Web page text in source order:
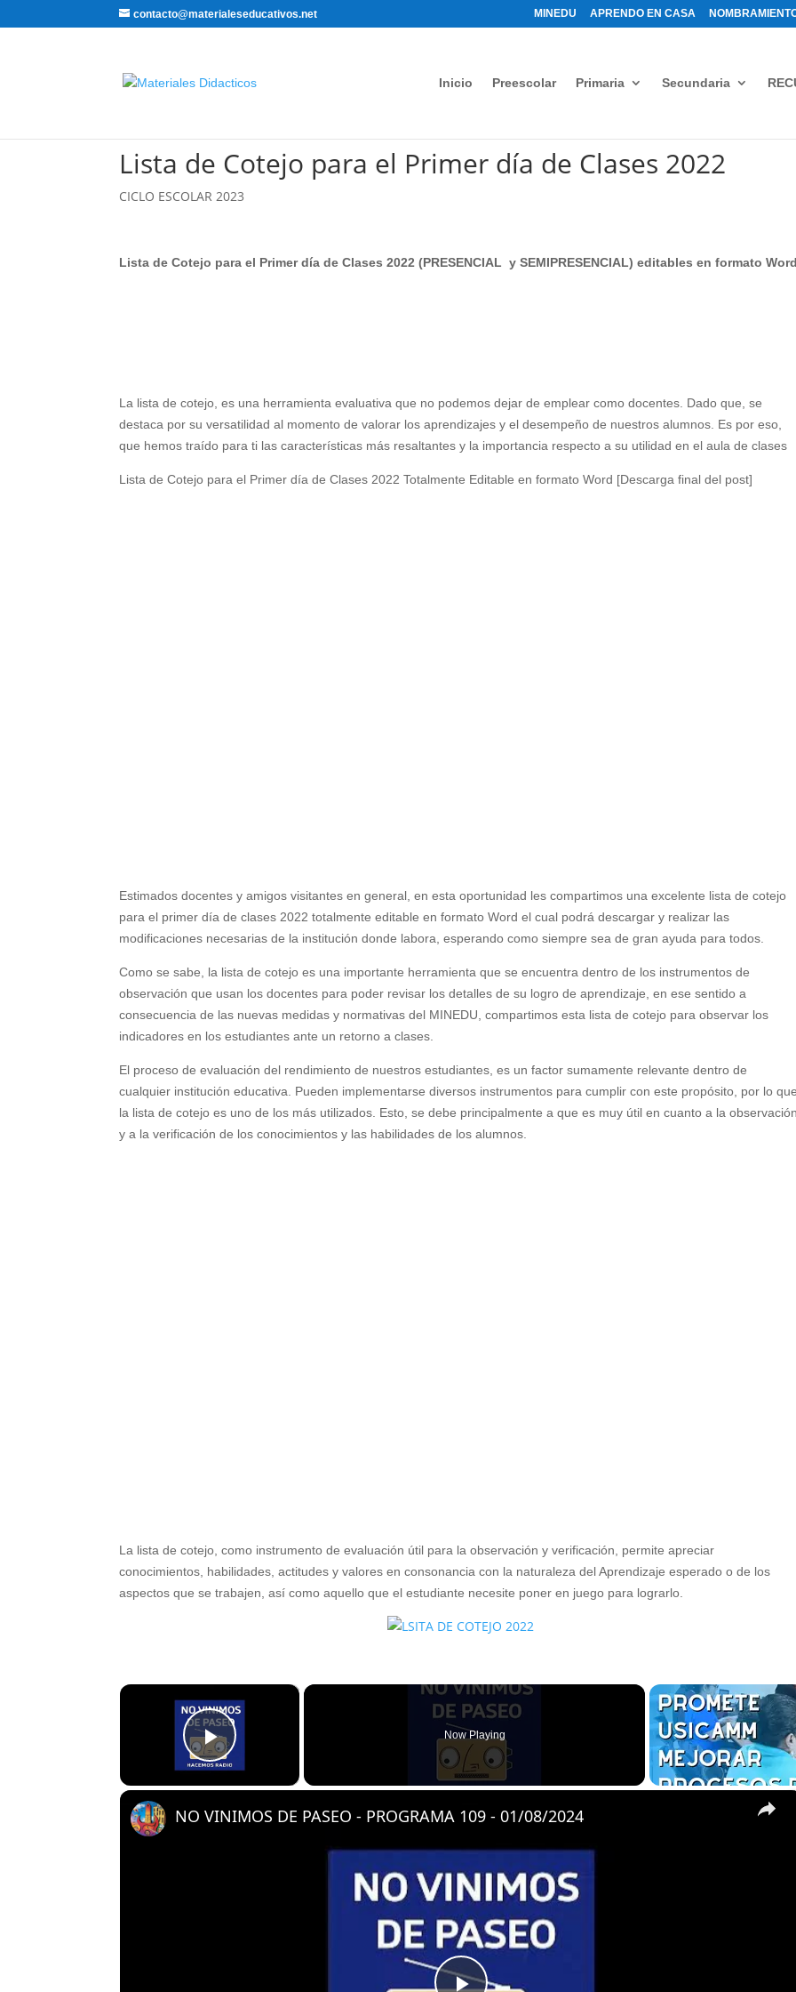
contacto@materialeseducativos.net MINEDU APRENDO EN CASA
Inicio Preescolar Primaria Secundaria
Lista de Cotejo para el Primer día de Clases 2022
CICLO ESCOLAR 2023
Lista de Cotejo para el Primer día de Clases 2022 (PRESENCIAL y SEMIPRESENCIAL) editables en formato
La lista de cotejo, es una herramienta evaluativa que no podemos dejar de emplear como docentes. Dado que, se
destaca por su versatilidad al momento de valorar los aprendizajes y el desempeño de nuestros alumnos. Es por eso,
que hemos traído para ti las características más resaltantes y la importancia respecto a su utilidad en el aula de clases
Lista de Cotejo para el Primer día de Clases 2022 Totalmente Editable en formato Word [Descarga final del post]
Estimados docentes y amigos visitantes en general, en esta oportunidad les compartimos una excelente lista de cotejo
para el primer día de clases 2022 totalmente editable en formato Word el cual podrá descargar y realizar las
modificaciones necesarias de la institución donde labora, esperando como siempre sea de gran ayuda para todos.
Como se sabe, la lista de cotejo es una importante herramienta que se encuentra dentro de los instrumentos de
observación que usan los docentes para poder revisar los detalles de su logro de aprendizaje, en ese sentido a
consecuencia de las nuevas medidas y normativas del MINEDU, compartimos esta lista de cotejo para observar los
indicadores en los estudiantes ante un retorno a clases.
El proceso de evaluación del rendimiento de nuestros estudiantes, es un factor sumamente relevante dentro de
cualquier institución educativa. Pueden implementarse diversos instrumentos para cumplir con este propósito, por lo
la lista de cotejo es uno de los más utilizados. Esto, se debe principalmente a que es muy útil en cuanto a la
y a la verificación de los conocimientos y las habilidades de los alumnos.
La lista de cotejo, como instrumento de evaluación útil para la observación y verificación, permite apreciar
conocimientos, habilidades, actitudes y valores en consonancia con la naturaleza del Aprendizaje esperado o de los
aspectos que se trabajen, así como aquello que el estudiante necesite poner en juego para lograrlo.
×
Play Video
Now Playing
×
NO VINIMOS DE PASEO - PROGRAMA 109 - 01/08/2024